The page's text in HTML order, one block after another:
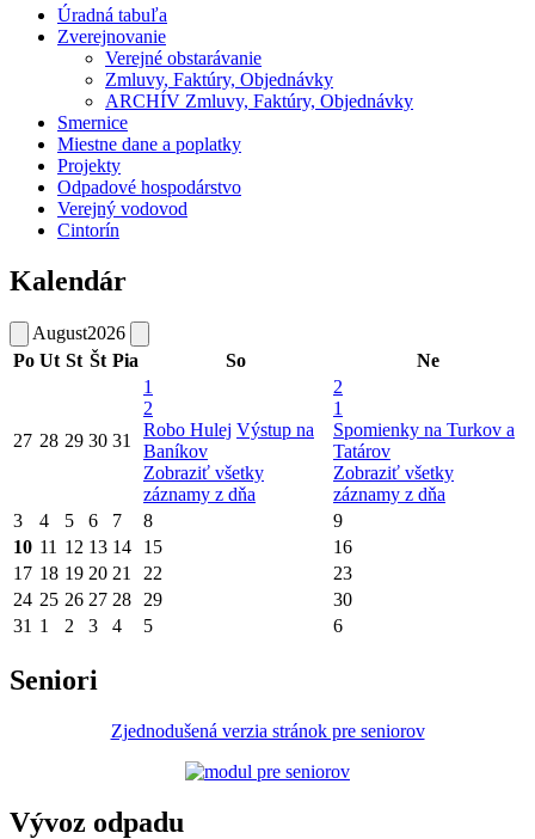
Úradná tabuľa
Zverejnovanie
Verejné obstarávanie
Zmluvy, Faktúry, Objednávky
ARCHÍV Zmluvy, Faktúry, Objednávky
Smernice
Miestne dane a poplatky
Projekty
Odpadové hospodárstvo
Verejný vodovod
Cintorín
Kalendár
August2026
Po Ut St Št Pia So Ne
27 28 29 30 31
1
2
Robo Hulej Výstup na
Baníkov
Zobraziť všetky
záznamy z dňa
2
1
Spomienky na Turkov a
Tatárov
Zobraziť všetky
záznamy z dňa
3
4 5 6 7 8
9
10 11 12 13 14 15
16
17 18 19 20 21 22
23
24 25 26 27 28 29
30
31 1 2 3 4 5 6
Seniori
Zjednodušená verzia stránok pre seniorov
Vývoz odpadu